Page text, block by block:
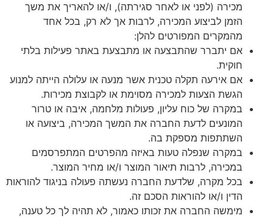
מכירה (לפני או לאחר סגירתה), ו/או להאריך את משך
הזמן לביצוע המכירה, לרבות אך לא רק, בכל אחד
מהמקרים המפורטים להלן:
אם יתברר שהתבצעה או מתבצעת באתר פעילות בלתי
חוקית.
אם אירעה תקלה טכנית אשר מנעה או עלולה הייתה למנוע
הגשת הצעות למכירה מסוימת או לקבוצת מכירות.
במקרה של כוח עליון, פעולות מלחמה, איבה או טרור
המונעים לדעת החברה את המשך המכירה, ביצועה או
השתתפות מספקת בה.
במקרה שנפלה טעות באיזה מהפרטים המתפרסמים
במכירה, לרבות תיאור המוצר ו/או מחיר המוצר.
בכל מקרה, שלדעת החברה נעשתה פעולה בניגוד להוראות
הדין ו/או להוראות הסכם זה.
מימשה החברה את זכותו כאמור, לא תהיה לך כל טענה,